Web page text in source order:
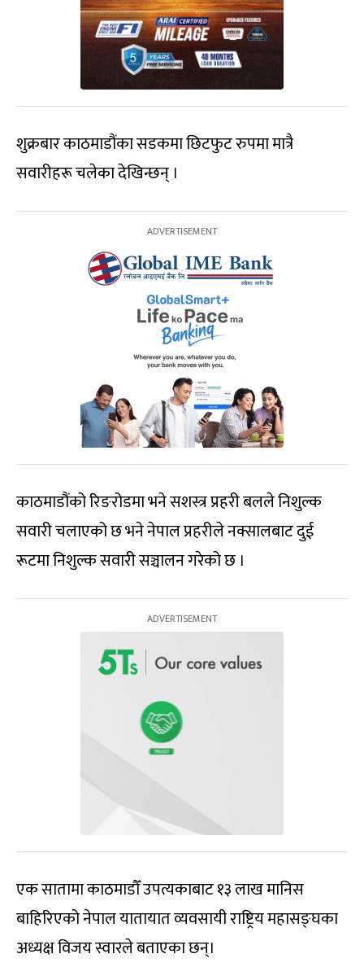
शुक्रबार काठमाडौंका सडकमा छिटफुट रुपमा मात्रै
सवारीहरू चलेका देखिन्छन् ।
काठमाडौंको रिङरोडमा भने सशस्त्र प्रहरी बलले निशुल्क
सवारी चलाएको छ भने नेपाल प्रहरीले नक्सालबाट दुई
रूटमा निशुल्क सवारी सञ्चालन गरेको छ ।
एक सातामा काठमाडौँ उपत्यकाबाट १३ लाख मानिस
बाहिरिएको नेपाल यातायात व्यवसायी राष्ट्रिय महासङ्घका
अध्यक्ष विजय स्वारले बताएका छन्।